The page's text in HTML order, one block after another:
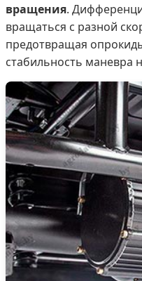
вращения.
вращаться с разной
предотвращая
стабильность маневра